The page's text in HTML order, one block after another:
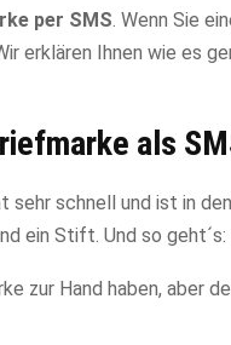
per SMS. Wenn Sie
erklären Ihnen wie es
als
sehr schnell und ist in
ein Stift. Und so geht´s:
zur Hand haben, aber